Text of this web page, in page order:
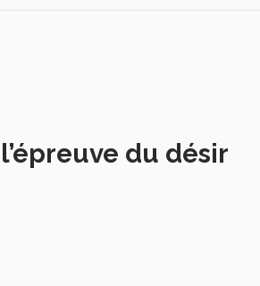
du désir